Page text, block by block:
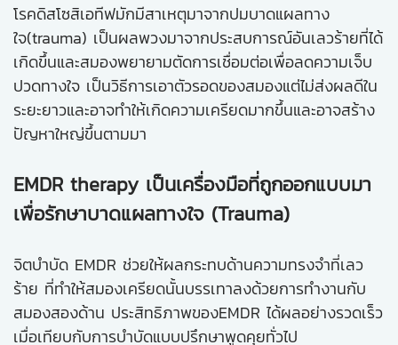
โรคดิสโซสิเอทีฟมักมีสาเหตุมาจากปมบาดแผลทาง
ใจ(trauma) เป็นผลพวงมาจากประสบการณ์อันเลวร้ายที่ได้
เกิดขึ้นและสมองพยายามตัดการเชื่อมต่อเพื่อลดความเจ็บ
ปวดทางใจ เป็นวิธีการเอาตัวรอดของสมองแต่ไม่ส่งผลดีใน
ระยะยาวและอาจทำให้เกิดความเครียดมากขึ้นและอาจสร้าง
ปัญหาใหญ่ขึ้นตามมา
EMDR therapy เป็นเครื่องมือที่ถูกออกแบบมา
เพื่อรักษาบาดแผลทางใจ (Trauma)
จิตบำบัด EMDR ช่วยให้ผลกระทบด้านความทรงจำที่เลว
ร้าย ที่ทำให้สมองเครียดนั้นบรรเทาลงด้วยการทำงานกับ
สมองสองด้าน ประสิทธิภาพของEMDR ได้ผลอย่างรวดเร็ว
เมื่อเทียบกับการบำบัดแบบปรึกษาพูดคุยทั่วไป